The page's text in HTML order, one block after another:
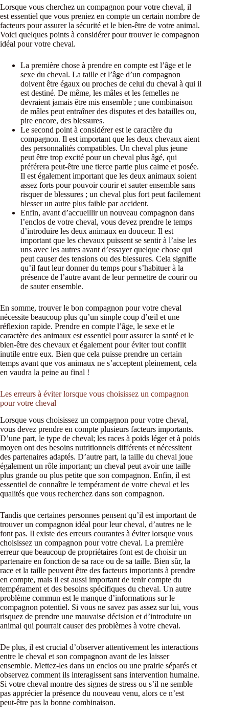
Lorsque vous cherchez un compagnon pour votre cheval, il
est essentiel que vous preniez en compte un certain nombre de
facteurs pour assurer la sécurité et le bien-être de votre animal.
Voici quelques points à considérer pour trouver le compagnon
idéal pour votre cheval.
La première chose à prendre en compte est l’âge et le
sexe du cheval. La taille et l’âge d’un compagnon
doivent être égaux ou proches de celui du cheval à qui il
est destiné. De même, les mâles et les femelles ne
devraient jamais être mis ensemble ; une combinaison
de mâles peut entraîner des disputes et des batailles ou,
pire encore, des blessures.
Le second point à considérer est le caractère du
compagnon. Il est important que les deux chevaux aient
des personnalités compatibles. Un cheval plus jeune
peut être trop excité pour un cheval plus âgé, qui
préférera peut-être une tierce partie plus calme et posée.
Il est également important que les deux animaux soient
assez forts pour pouvoir courir et sauter ensemble sans
risquer de blessures ; un cheval plus fort peut facilement
blesser un autre plus faible par accident.
Enfin, avant d’accueillir un nouveau compagnon dans
l’enclos de votre cheval, vous devez prendre le temps
d’introduire les deux animaux en douceur. Il est
important que les chevaux puissent se sentir à l’aise les
uns avec les autres avant d’essayer quelque chose qui
peut causer des tensions ou des blessures. Cela signifie
qu’il faut leur donner du temps pour s’habituer à la
présence de l’autre avant de leur permettre de courir ou
de sauter ensemble.
En somme, trouver le bon compagnon pour votre cheval
nécessite beaucoup plus qu’un simple coup d’œil et une
réflexion rapide. Prendre en compte l’âge, le sexe et le
caractère des animaux est essentiel pour assurer la santé et le
bien-être des chevaux et également pour éviter tout conflit
inutile entre eux. Bien que cela puisse prendre un certain
temps avant que vos animaux ne s’acceptent pleinement, cela
en vaudra la peine au final !
Les erreurs à éviter lorsque vous choisissez un compagnon
pour votre cheval
Lorsque vous choisissez un compagnon pour votre cheval,
vous devez prendre en compte plusieurs facteurs importants.
D’une part, le type de cheval; les races à poids léger et à poids
moyen ont des besoins nutritionnels différents et nécessitent
des partenaires adaptés. D’autre part, la taille du cheval joue
également un rôle important; un cheval peut avoir une taille
plus grande ou plus petite que son compagnon. Enfin, il est
essentiel de connaître le tempérament de votre cheval et les
qualités que vous recherchez dans son compagnon.
Tandis que certaines personnes pensent qu’il est important de
trouver un compagnon idéal pour leur cheval, d’autres ne le
font pas. Il existe des erreurs courantes à éviter lorsque vous
choisissez un compagnon pour votre cheval. La première
erreur que beaucoup de propriétaires font est de choisir un
partenaire en fonction de sa race ou de sa taille. Bien sûr, la
race et la taille peuvent être des facteurs importants à prendre
en compte, mais il est aussi important de tenir compte du
tempérament et des besoins spécifiques du cheval. Un autre
problème commun est le manque d’informations sur le
compagnon potentiel. Si vous ne savez pas assez sur lui, vous
risquez de prendre une mauvaise décision et d’introduire un
animal qui pourrait causer des problèmes à votre cheval.
De plus, il est crucial d’observer attentivement les interactions
entre le cheval et son compagnon avant de les laisser
ensemble. Mettez-les dans un enclos ou une prairie séparés et
observez comment ils interagissent sans intervention humaine.
Si votre cheval montre des signes de stress ou s’il ne semble
pas apprécier la présence du nouveau venu, alors ce n’est
peut-être pas la bonne combinaison.